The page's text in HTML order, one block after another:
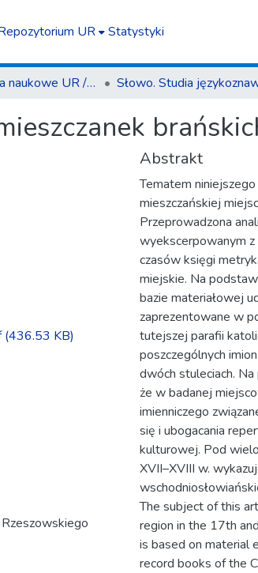
UR Statystyki
Czasopisma naukowe UR / Scientific Journals
(436.53 KB)
Abstrakt
Tematem
mieszczańskiej
Przeprowadzona
wyekscerpowanym z
czasów księgi
miejskie. Na
bazie materiałowej
zaprezentowane w
tutejszej parafii
poszczególnych
dwóch stuleciach.
że w badanej
imienniczego
się i ubogacania
kulturowej. Pod
XVII–XVIII w.
The subject of this
region in the 17th
is based on material
record books of the